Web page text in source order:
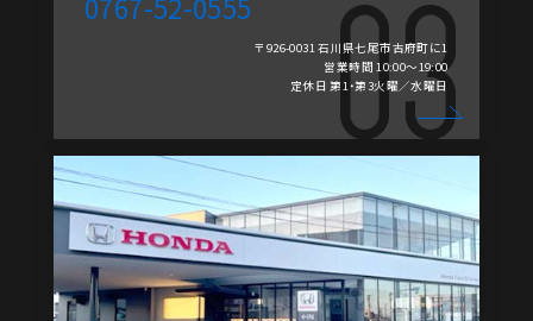
〒926-0031 石川県七尾市古府町に1
営業時間 10:00～19:00
定休日 第1・第3火曜／水曜日